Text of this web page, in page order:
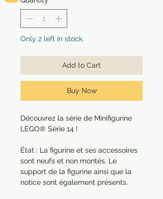
Only 2 left in stock
Add to Cart
Buy Now
Découvrez la série de Minifigurine
LEGO® Série 14 !
État : La figurine et ses accessoires
sont neufs et non montés. Le
support de la figurine ainsi que la
notice sont également présents.